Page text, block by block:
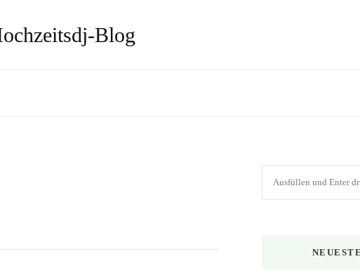
Blog